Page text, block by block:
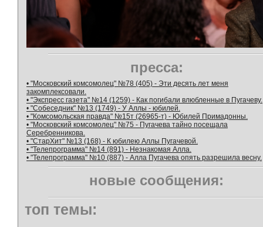
пресса:
• "Московский комсомолец" №78 (405) - Эти десять лет меня
закомплексовали.
• "Экспресс газета" №14 (1259) - Как погибали влюбленные в Пугачеву.
• "Собеседник" №13 (1749) - У Аллы - юбилей.
• "Комсомольская правда" №15т (26965-т) - Юбилей Примадонны.
• "Московский комсомолец" №75 - Пугачева тайно посещала
Серебренникова.
• "СтарХит" №13 (168) - К юбилею Аллы Пугачевой.
• "Телепрограмма" №14 (891) - Незнакомая Алла.
• "Телепрограмма" №10 (887) - Алла Пугачева опять разрешила весну.
новые сообщения:
топ темы: